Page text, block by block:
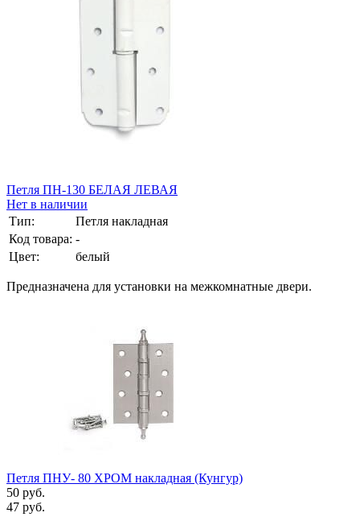
Петля ПН-130 БЕЛАЯ ЛЕВАЯ
Нет в наличии
Тип:
Петля накладная
Код товара: -
Цвет:
белый
Предназначена для установки на межкомнатные двери.
Петля ПНУ- 80 ХРОМ накладная (Кунгур)
50 руб.
47 руб.